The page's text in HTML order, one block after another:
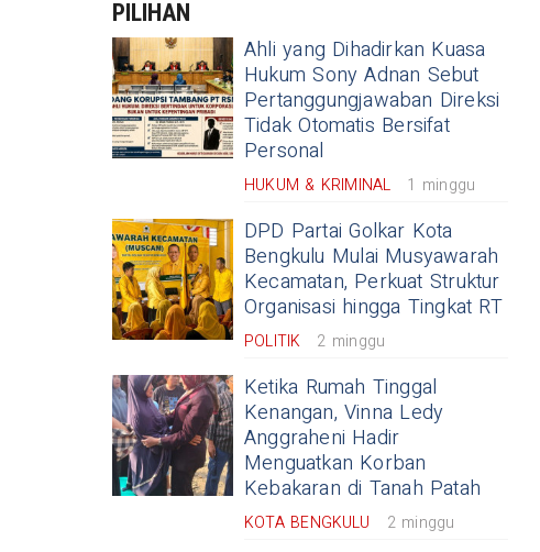
PILIHAN
Ahli yang Dihadirkan Kuasa
Hukum Sony Adnan Sebut
Pertanggungjawaban Direksi
Tidak Otomatis Bersifat
Personal
HUKUM & KRIMINAL 1 minggu
DPD Partai Golkar Kota
Bengkulu Mulai Musyawarah
Kecamatan, Perkuat Struktur
Organisasi hingga Tingkat RT
POLITIK 2 minggu
Ketika Rumah Tinggal
Kenangan, Vinna Ledy
Anggraheni Hadir
Menguatkan Korban
Kebakaran di Tanah Patah
KOTA BENGKULU 2 minggu